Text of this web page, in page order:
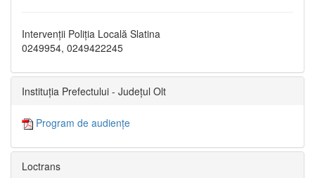
Intervenții Poliția Locală Slatina
0249954, 0249422245
Instituția Prefectului - Județul Olt
Program de audiențe
Loctrans